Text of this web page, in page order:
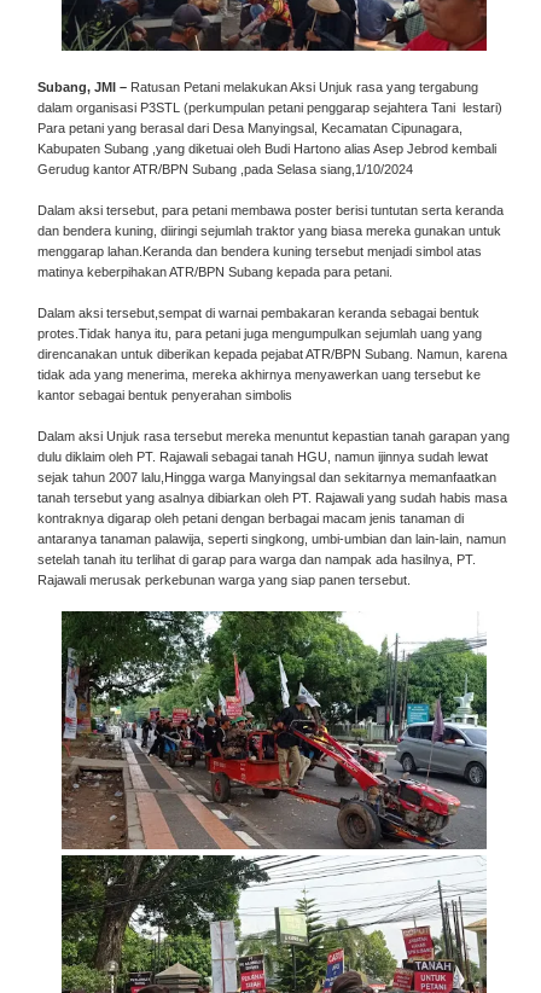
Subang, JMI – Ratusan Petani melakukan Aksi Unjuk rasa yang tergabung
dalam organisasi P3STL (perkumpulan petani penggarap sejahtera Tani lestari)
Para petani yang berasal dari Desa Manyingsal, Kecamatan Cipunagara,
Kabupaten Subang ,yang diketuai oleh Budi Hartono alias Asep Jebrod kembali
Gerudug kantor ATR/BPN Subang ,pada Selasa siang,1/10/2024
Dalam aksi tersebut, para petani membawa poster berisi tuntutan serta keranda
dan bendera kuning, diiringi sejumlah traktor yang biasa mereka gunakan untuk
menggarap lahan.Keranda dan bendera kuning tersebut menjadi simbol atas
matinya keberpihakan ATR/BPN Subang kepada para petani.
Dalam aksi tersebut,sempat di warnai pembakaran keranda sebagai bentuk
protes.Tidak hanya itu, para petani juga mengumpulkan sejumlah uang yang
direncanakan untuk diberikan kepada pejabat ATR/BPN Subang. Namun, karena
tidak ada yang menerima, mereka akhirnya menyawerkan uang tersebut ke
kantor sebagai bentuk penyerahan simbolis
Dalam aksi Unjuk rasa tersebut mereka menuntut kepastian tanah garapan yang
dulu diklaim oleh PT. Rajawali sebagai tanah HGU, namun ijinnya sudah lewat
sejak tahun 2007 lalu,Hingga warga Manyingsal dan sekitarnya memanfaatkan
tanah tersebut yang asalnya dibiarkan oleh PT. Rajawali yang sudah habis masa
kontraknya digarap oleh petani dengan berbagai macam jenis tanaman di
antaranya tanaman palawija, seperti singkong, umbi-umbian dan lain-lain, namun
setelah tanah itu terlihat di garap para warga dan nampak ada hasilnya, PT.
Rajawali merusak perkebunan warga yang siap panen tersebut.